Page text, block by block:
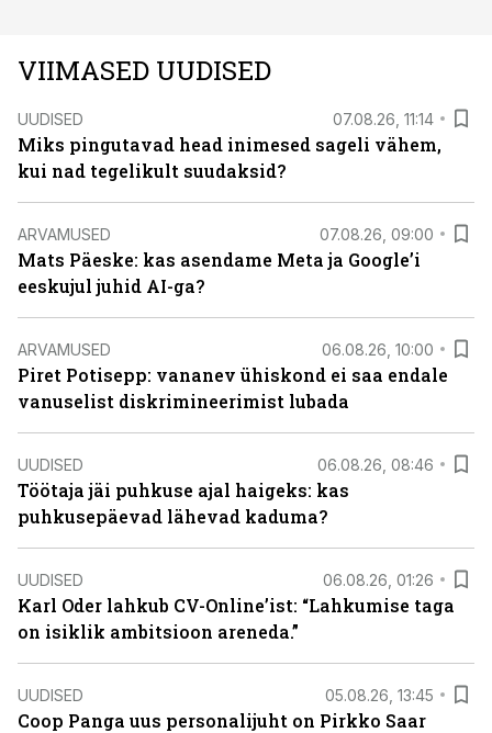
VIIMASED UUDISED
UUDISED 07.08.26, 11:14
Miks pingutavad head inimesed sageli vähem,
kui nad tegelikult suudaksid?
ARVAMUSED 07.08.26, 09:00
Mats Päeske: kas asendame Meta ja Google’i
eeskujul juhid AI-ga?
ARVAMUSED 06.08.26, 10:00
Piret Potisepp: vananev ühiskond ei saa endale
vanuselist diskrimineerimist lubada
UUDISED 06.08.26, 08:46
Töötaja jäi puhkuse ajal haigeks: kas
puhkusepäevad lähevad kaduma?
UUDISED 06.08.26, 01:26
Karl Oder lahkub CV-Online’ist: “Lahkumise taga
on isiklik ambitsioon areneda.”
UUDISED 05.08.26, 13:45
Coop Panga uus personalijuht on Pirkko Saar